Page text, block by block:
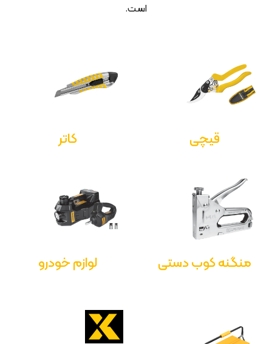
است.
قیچی کاتر
منگنه کوب دستی لوازم خودرو